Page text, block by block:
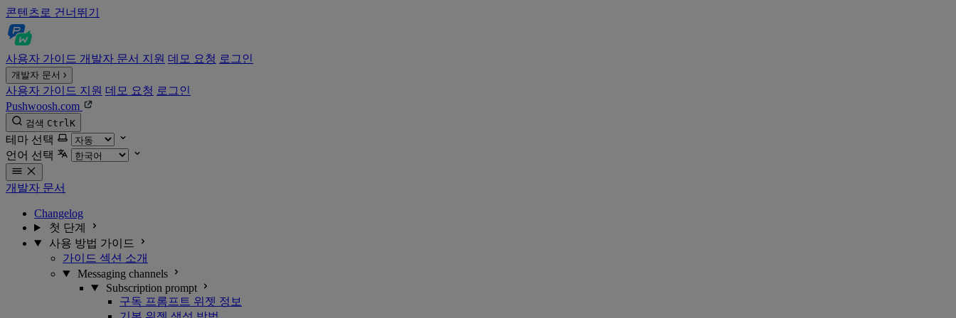
콘텐츠로 건너뛰기
사용자 가이드 개발자 문서 지원 데모 요청 로그인
개발자 문서
사용자 가이드 지원 데모 요청 로그인
Pushwoosh.com
검색 CtrlK
테마 선택
언어 선택
개발자 문서
Changelog
첫 단계
사용 방법 가이드
가이드 섹션 소개
Messaging channels
Subscription prompt
구독 프롬프트 위젯 정보